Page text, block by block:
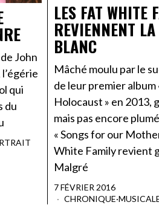
John
qui
du
LES FAT WHITE
REVIENNENT
BLANC
Mâché moulu par le
de leur premier album
Holocaust » en 2013,
mais pas encore
« Songs for our
White Family revient
Malgré
7 FÉVRIER 2016
CHRONIQUE·